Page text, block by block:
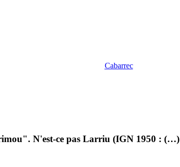
Cabarrec
N'est-ce pas Larriu (IGN 1950 : (…)